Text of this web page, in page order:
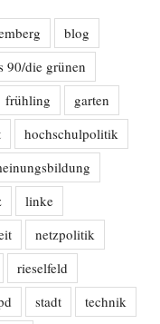
blog
90/die grünen
frühling
garten
hochschulpolitik
linke
netzpolitik
rieselfeld
stadt
technik